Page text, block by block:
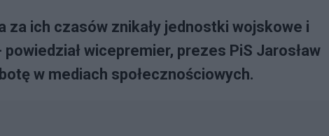
ich czasów znikały jednostki wojskowe i
wicepremier, prezes PiS Jarosław
w mediach społecznościowych.